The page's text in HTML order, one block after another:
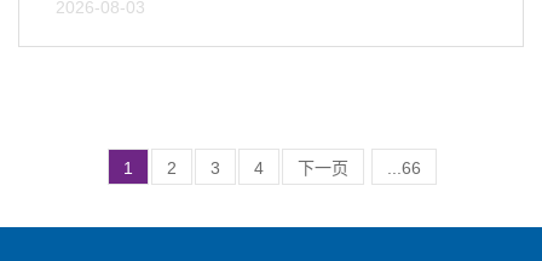
2026-08-03
1 2 3 4 下一页 ...66